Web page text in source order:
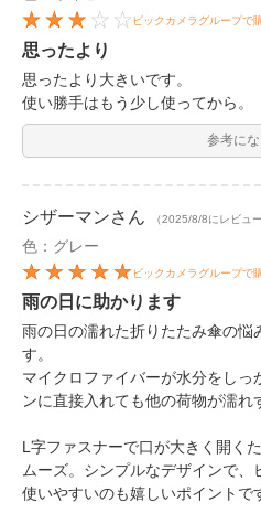
ビックカメラグループで
思ったより
思ったより大きいです。
使い勝手はもう少し使ってから。
参考に
シザーマンさん （2025/8/8にレビュー
色：グレー
ビックカメラグループで
雨の日に助かります
雨の日の濡れた折りたたみ傘の
す。
マイクロファイバーが水分をし
ンに直接入れても他の荷物が濡れ
L字ファスナーで口が大きく開く
ムーズ。シンプルなデザインで、
使いやすいのも嬉しいポイントで